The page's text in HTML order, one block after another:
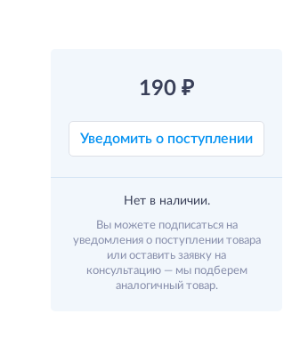
190 ₽
Уведомить о поступлении
Нет в наличии.
Вы можете подписаться на
уведомления о поступлении товара
или оставить заявку на
консультацию — мы подберем
аналогичный товар.